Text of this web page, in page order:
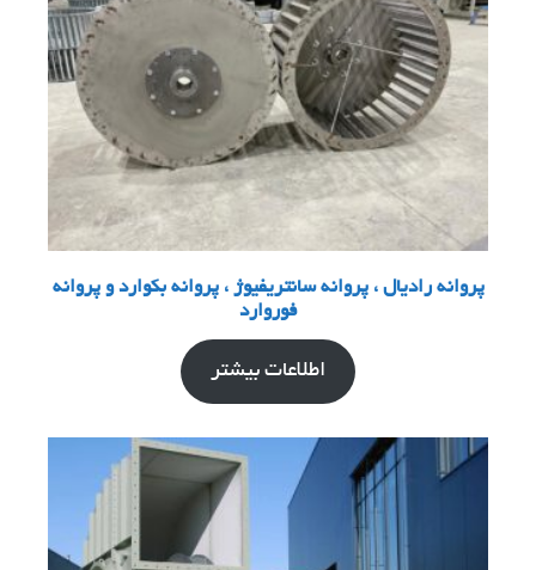
پروانه رادیال ، پروانه سانتریفیوژ ، پروانه بکوارد و پروانه
فوروارد
اطلاعات بیشتر